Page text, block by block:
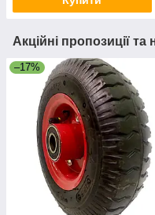
Акційні пропозиції та
–17%